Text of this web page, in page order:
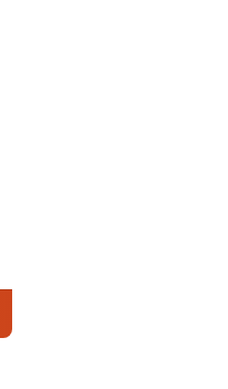
Chaniago Pastikan